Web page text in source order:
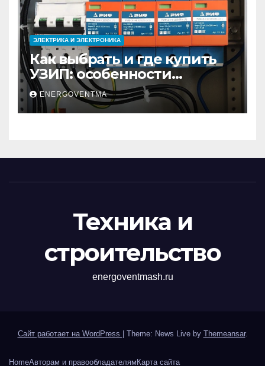
ЭЛЕКТРИКА И ЭЛЕКТРОНИКА
Как выбрать и где купить
УЗИП: особенности
устройств защиты от
импульсных
перенапряжений
ENERGOVENTMA
Техника и
строительство
energoventmash.ru
Сайт работает на WordPress Theme: News Live by Themeansar.
HomeАвторам и правообладателям Карта сайта